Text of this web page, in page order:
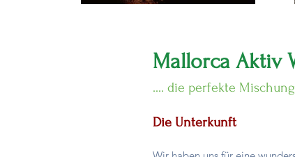
Mallorca Aktiv
.... die perfekte
Die Unterkunft